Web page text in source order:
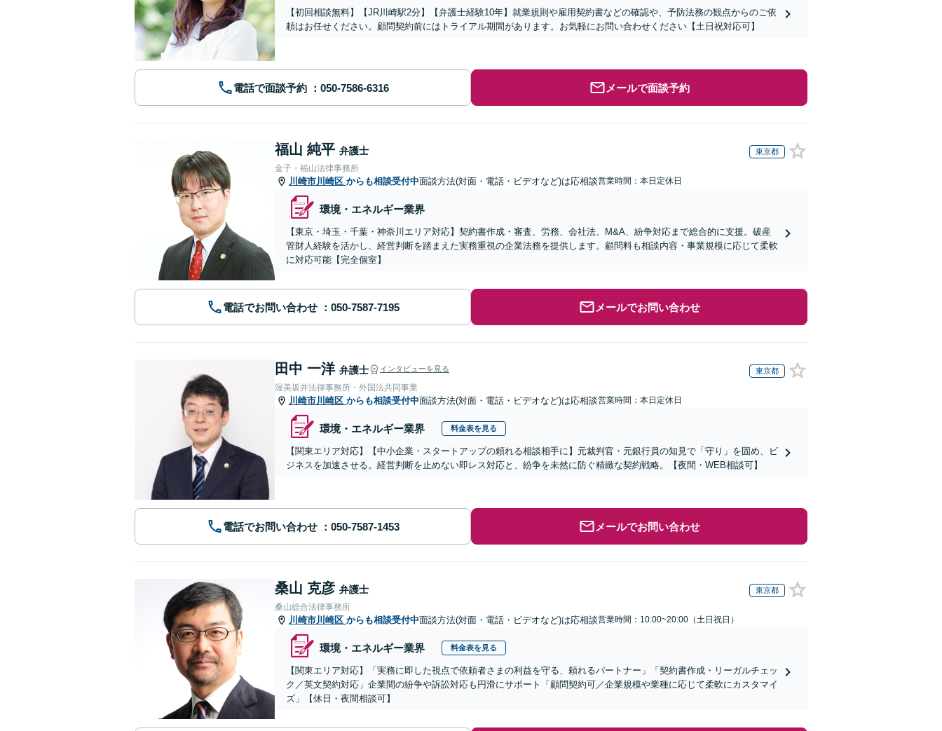
【初回相談無料】【JR川崎駅2分】【弁護士経験10年】就業規則や雇用契約書などの確認や、予防法務の観点からのご依
頼はお任せください。顧問契約前にはトライアル期間があります。お気軽にお問い合わせください【土日祝対応可】
電話で面談予約 メールで面談予約
福山 純平 弁護士 東京都
金子・福山法律事務所
川崎市川崎区 からも相談受付中面談方法(対面・電話・ビデオなど)は応相談営業時間：本日定休日
環境・エネルギー業界
【東京・埼玉・千葉・神奈川エリア対応】契約書作成・審査、労務、会社法、M&A、紛争対応まで総合的に支援。破産
管財人経験を活かし、経営判断を踏まえた実務重視の企業法務を提供します。顧問料も相談内容・事業規模に応じて柔軟
に対応可能【完全個室】
電話でお問い合わせ メールでお問い合わせ
田中 一洋 弁護士 インタビューを見る 東京都
渥美坂井法律事務所・外国法共同事業
川崎市川崎区 からも相談受付中面談方法(対面・電話・ビデオなど)は応相談営業時間：本日定休日
環境・エネルギー業界 料金表を見る
【関東エリア対応】【中小企業・スタートアップの頼れる相談相手に】元裁判官・元銀行員の知見で「守り」を固め、ビ
ジネスを加速させる。経営判断を止めない即レス対応と、紛争を未然に防ぐ精緻な契約戦略。【夜間・WEB相談可】
電話でお問い合わせ メールでお問い合わせ
桑山 克彦 弁護士 東京都
桑山総合法律事務所
川崎市川崎区 からも相談受付中面談方法(対面・電話・ビデオなど)は応相談営業時間：10:00~20:00（土日祝日）
環境・エネルギー業界 料金表を見る
【関東エリア対応】「実務に即した視点で依頼者さまの利益を守る、頼れるパートナー」「契約書作成・リーガルチェッ
ク／英文契約対応」企業間の紛争や訴訟対応も円滑にサポート「顧問契約可／企業規模や業種に応じて柔軟にカスタマイ
ズ」【休日・夜間相談可】